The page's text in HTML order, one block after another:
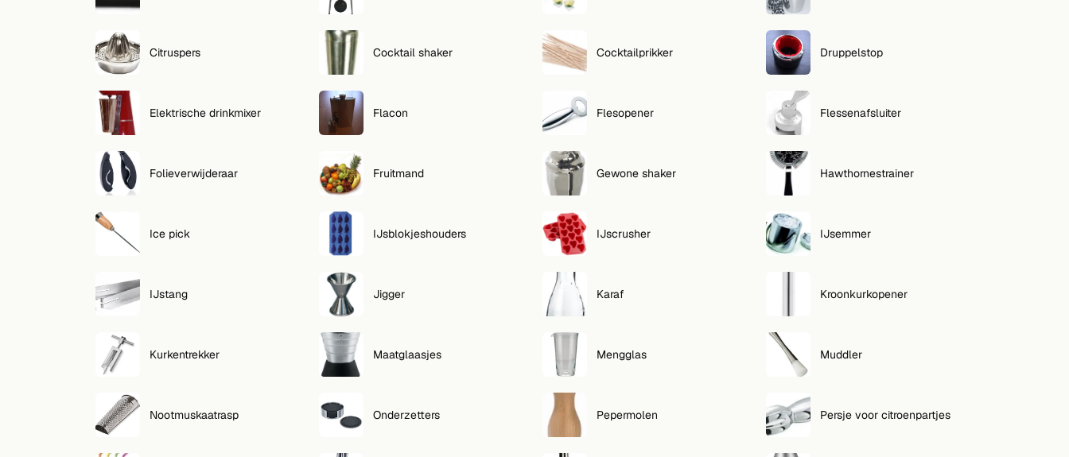
Citruspers Cocktail shaker Cocktailprikker Druppelstop
Elektrische drinkmixer Flacon Flesopener Flessenafsluiter
Folieverwijderaar Fruitmand Gewone shaker Hawthornestrainer
Ice pick IJsblokjeshouders IJscrusher IJsemmer
IJstang Jigger Karaf Kroonkurkopener
Kurkentrekker Maatglaasjes Mengglas Muddler
Nootmuskaatrasp Onderzetters Pepermolen Persje voor citroenpartjes